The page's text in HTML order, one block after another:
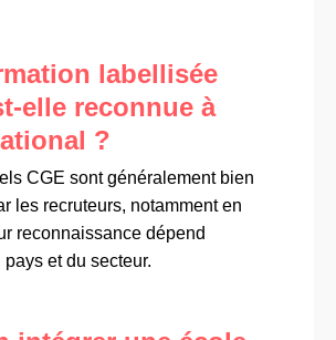
labellisée
elle reconnue à
?
CGE sont généralement bien
les recruteurs, notamment en
reconnaissance dépend
et du secteur.